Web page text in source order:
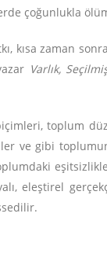
çoğunlukla
kısa zaman
Varlık,
toplum
ve gibi
eleştirel